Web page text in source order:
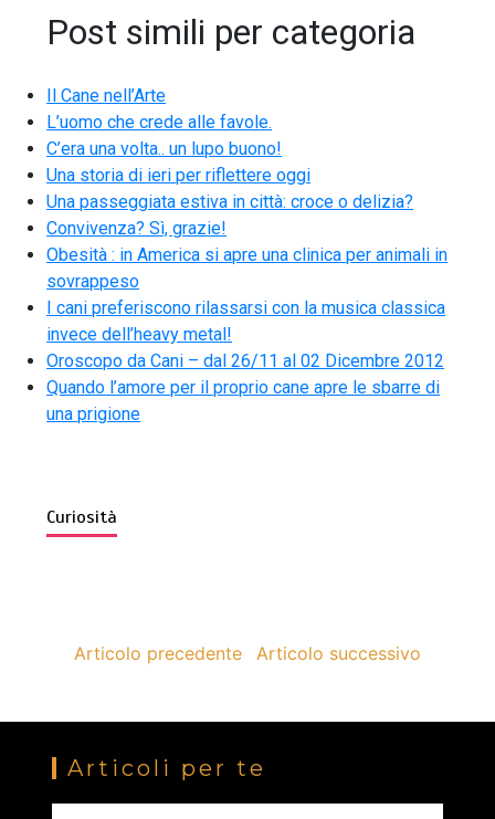
Post simili per categoria
Il Cane nell’Arte
L’uomo che crede alle favole.
C’era una volta.. un lupo buono!
Una storia di ieri per riflettere oggi
Una passeggiata estiva in città: croce o delizia?
Convivenza? Sì, grazie!
Obesità : in America si apre una clinica per animali in
sovrappeso
I cani preferiscono rilassarsi con la musica classica
invece dell’heavy metal!
Oroscopo da Cani – dal 26/11 al 02 Dicembre 2012
Quando l’amore per il proprio cane apre le sbarre di
una prigione
Curiosità
Articolo precedente Articolo successivo
Articoli per te